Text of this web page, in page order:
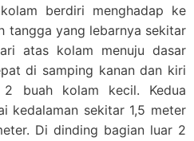
berdiri menghadap ke
tangga yang lebarnya sekitar
atas kolam menuju dasar
di samping kanan dan kiri
buah kolam kecil. Kedua
kedalaman sekitar 1,5 meter
Di dinding bagian luar 2